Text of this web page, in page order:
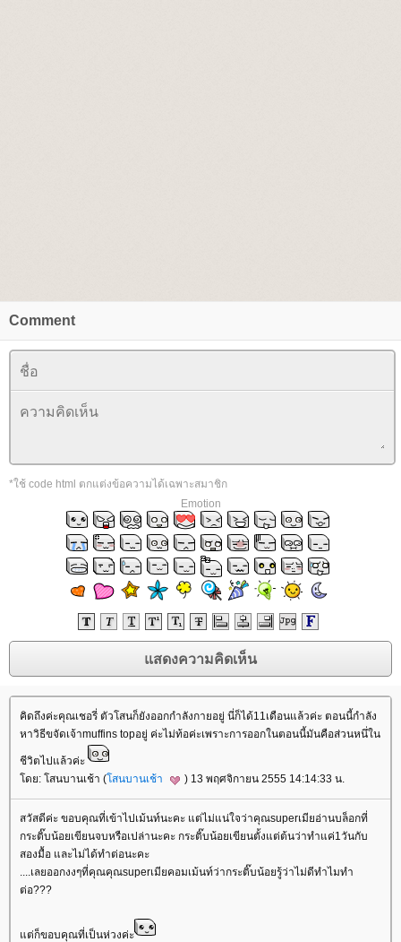
Comment
*ใช้ code html ตกแต่งข้อความได้เฉพาะสมาชิก
Emotion
คิดถึงค่ะคุณเชอรี่ ตัวโสนก็ยังออกกำลังกายอยู่ นี่ก็ได้11เดือนแล้วค่ะ ตอนนี้กำลัง
หาวิธีขจัดเจ้าmuffins topอยู่ ค่ะไม่ท้อค่ะเพราะการออกในตอนนี้มันคือส่วนหนึ่ใน
ชีวิตไปแล้วค่ะ
ดย: โสนบานเช้า (สนบานเช้า ) 13 พฤศจิกายน 2555 14:14:33 น.
สวัสดีค่ะ ขอบคุณที่เข้าไปเม้นท์นะคะ แต่ไม่แน่ใจว่าคุณsuperเมียอ่านบล็อกที่
กระติ๊บน้อยเขียนจบหรือเปล่านะคะ กระติ๊บน้อยเขียนตั้งแต่ต้นว่าทำแค่1วันกับ
สองมื้อ และไม่ได้ทำต่อนะคะ
....เลยออกงงๆที่คุณคุณsuperเมียคอมเม้นท์ว่ากระติ๊บน้อยรู้ว่าไม่ดีทำไมทำ
ต่อ???
ต่ก็ขอบคุณที่เป็นห่วงค่ะ